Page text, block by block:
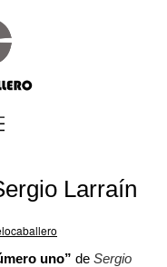
Larraín
uno” de Sergio